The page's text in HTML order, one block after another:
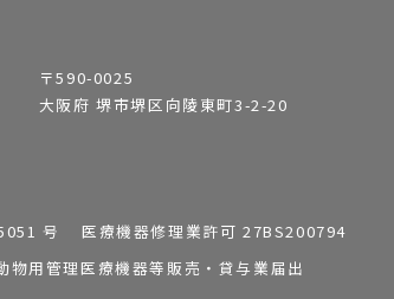
〒590-0025
大阪府 堺市堺区向陵東町3-2-20
号 医療機器修理業許可 27BS200794
用管理医療機器等販売・貸与業届出